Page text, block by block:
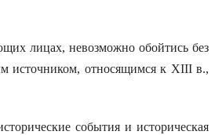
лицах, невозможно обойтись без
источником, относящимся к XIII в.,
события и историческая